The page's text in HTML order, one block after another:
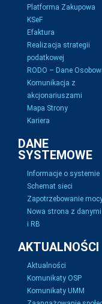
Platforma Zakupowa
KSeF
Efaktura
Realizacja strategii
podatkowej
RODO – Dane
Komunikacja z
akcjonariuszami
Mapa Strony
Kariera
DANE
SYSTEMOWE
Informacje o systemie
Schemat sieci
Zapotrzebowanie
Nowa strona z danymi
i RB
AKTUALNOŚCI
Aktualności
Komunikaty OSP
Komunikaty UMM